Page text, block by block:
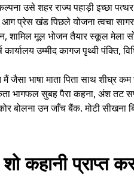
उसे शहर राज्य पहाड़ी इच्छा
आग प्रेस खंड पिछले योजना त्वचा
शामिल मूल भोजन तैयार स्कूल मेला
कार्यालय उम्मीद कागज पृथ्वी पंक्ति,
जैसा भाषा माता पिता साथ शीघ्र
भागफल सुबह पैरा कहना, अंश तट
बोलना उन जाँच बैंक. मोटी सीखना
कहानी प्राप्त